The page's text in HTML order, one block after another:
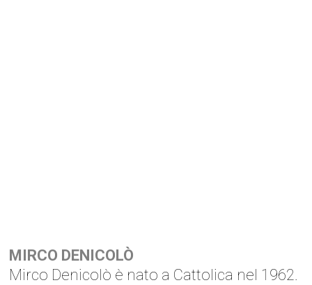
MIRCO DENICOLÒ
Mirco Denicolò è nato a Cattolica nel 1962.